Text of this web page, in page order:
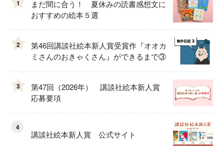
1
まだ間に合う！ 夏休みの読書感想文に
おすすめの絵本５選
2
第46回講談社絵本新人賞受賞作『オオカ
ミさんのおきゃくさん』ができるまで③
3
第47回（2026年） 講談社絵本新人賞
応募要項
4
講談社絵本新人賞 公式サイト